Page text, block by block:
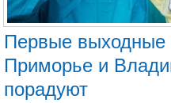
Первые выходные
Приморье и
порадуют